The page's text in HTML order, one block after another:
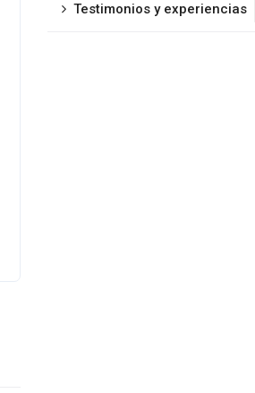
Testimonios y experiencias